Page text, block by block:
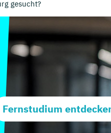
gesucht?
Fernstudium